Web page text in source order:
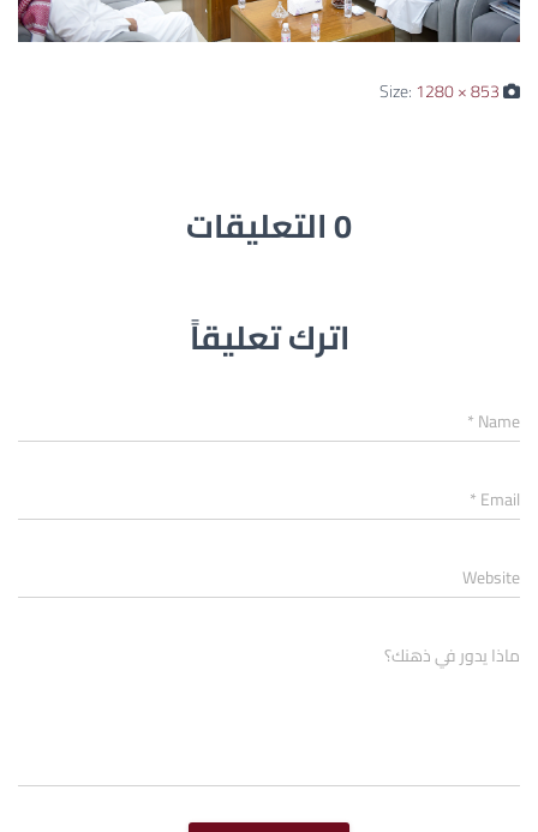
1280 × 853
0 التعليقات
اترك تعليقاً
Name
*
Email
*
Website
ماذا يدور في ذهنك؟